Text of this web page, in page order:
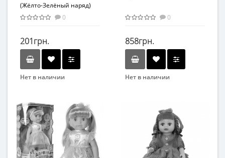
(Жёлто-Зелёный наряд)
0
201грн.
Нет в наличии
Возраст
от 3 лет
Материал
Комбинированный
0
858грн.
Нет в наличии
Развивающая игрушка
от 3 лет